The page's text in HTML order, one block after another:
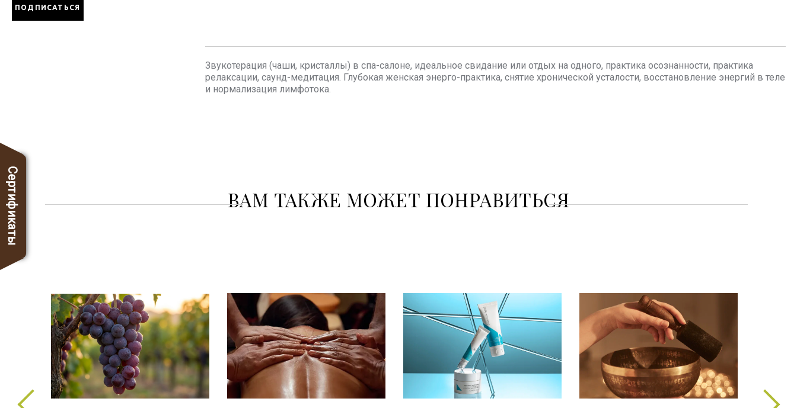
Звукотерация (чаши, кристаллы) в спа-салоне, идеальное свидание или отдых на одного, практика осознанности, практика
релаксации, саунд-медитация. Глубокая женская энерго-практика, снятие хронической усталости, восстановление энергий в теле
и нормализация лимфотока.
ВАМ ТАКЖЕ МОЖЕТ ПОНРАВИТЬСЯ
Сертификаты